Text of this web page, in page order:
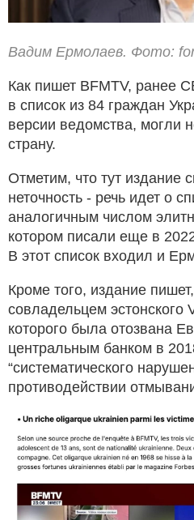
Вадим Ермолаев. Фото:
Как пишет BFMTV, ранее
в список из 84 граждан
версии ведомства, могли
страну.
Отметим, что тут издание
неточность - речь идет о
аналогичным числом
котором писали еще в
В этот список входил и
Кроме того, издание
совладельцем эстонского
которого была отозвана
центральным банком в
“систематического
противодействии